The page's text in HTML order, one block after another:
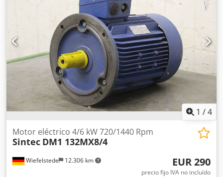
1 /4
Wiefelstede 12.306 km
Motor eléctrico 4/6 kW 720/1440 Rpm
Sintec DM1 132MX8/4
EUR 290
precio fijo IVA no incluído